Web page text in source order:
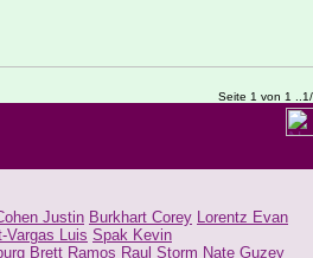
Seite 1 von 1
Justin Burkhart Corey Lorentz Evan
Vargas Luis Spak Kevin
Brett Ramos Raul Storm Nate Guzey